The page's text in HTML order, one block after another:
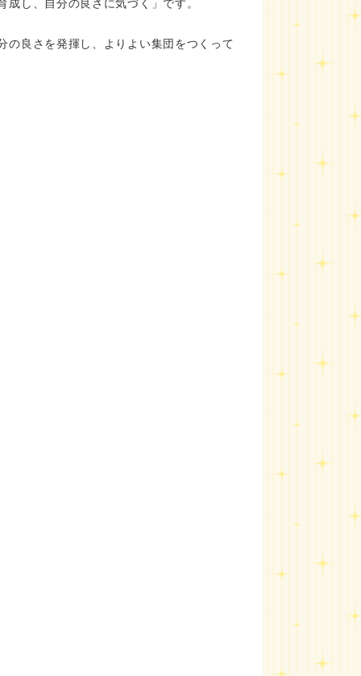
し、自分の良さに気づく」です。
の良さを発揮し、よりよい集団をつくって